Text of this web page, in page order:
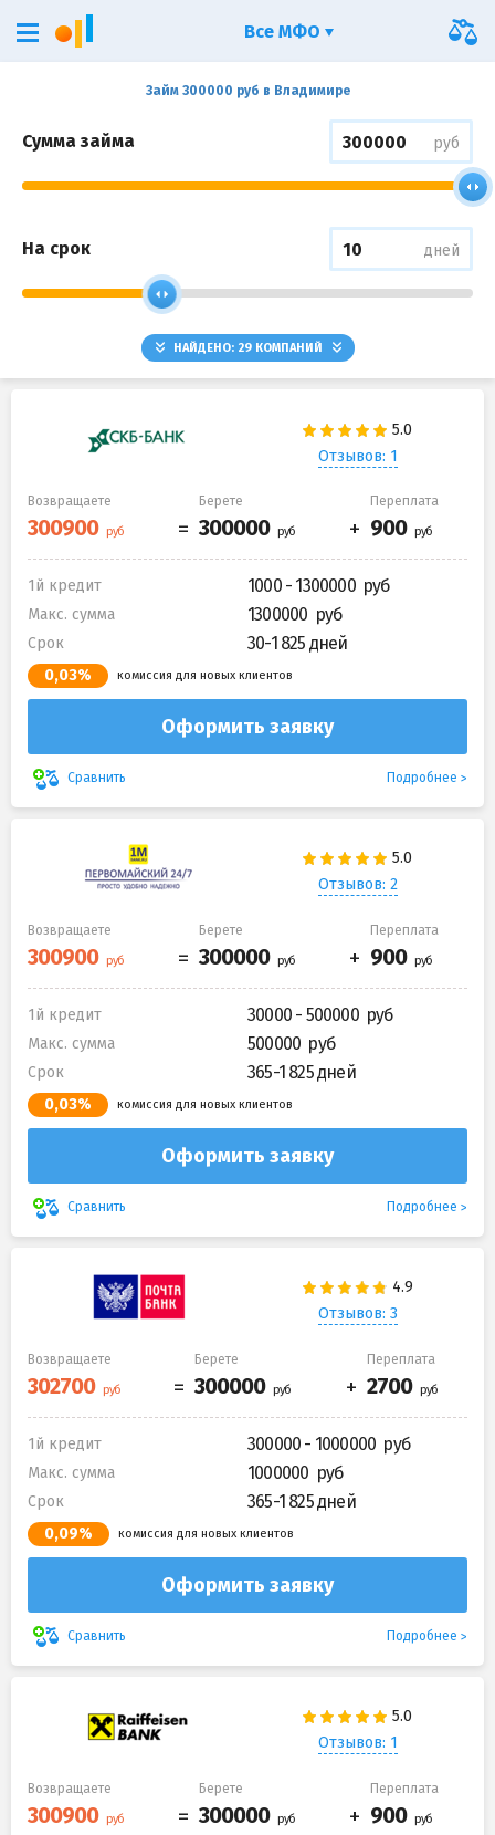
Займ 300000 руб в Владимире
Сумма займа руб
На срок дней
НАЙДЕНО: 29КОМПАНИЙ
Отзывов: 1
Возвращаете Берете Переплата
1й кредит 1000 - 1300000
Макс. сумма 1300000
Срок 30-1 825 дней
0,03% комиссия для новых клиентов
Оформить заявку
Сравнить Подробнее
Отзывов: 2
Возвращаете Берете Переплата
1й кредит 30000 - 500000
Макс. сумма 500000
Срок 365-1 825 дней
0,03% комиссия для новых клиентов
Оформить заявку
Сравнить Подробнее
Отзывов: 3
Возвращаете Берете Переплата
1й кредит 300000 - 1000000
Макс. сумма 1000000
Срок 365-1 825 дней
0,09% комиссия для новых клиентов
Оформить заявку
Сравнить Подробнее
Отзывов: 1
Возвращаете Берете Переплата
Все МФО